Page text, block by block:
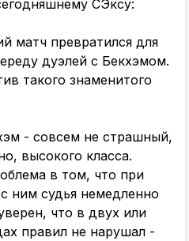
СЭксу:
матч превратился для
дуэлей с Бекхэмом.
такого знаменитого
- совсем не страшный,
высокого класса.
в том, что при
ним судья немедленно
что в двух или
правил не нарушал -